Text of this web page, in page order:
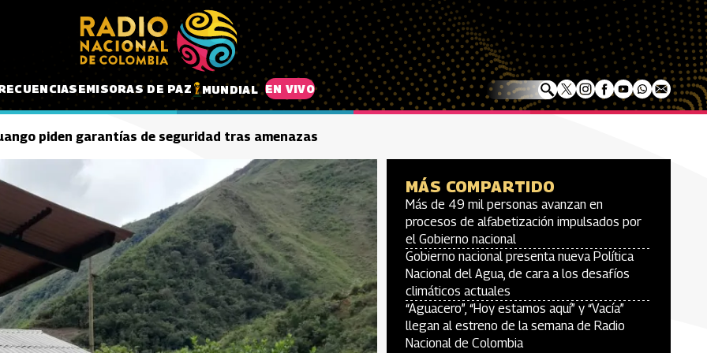
EMISORAS DE PAZ MUNDIAL EN VIVO
piden garantías de seguridad tras amenazas
MÁS COMPARTIDO
Más de 49 mil personas avanzan en
procesos de alfabetización impulsados por
el Gobierno nacional
Gobierno nacional presenta nueva Política
Nacional del Agua, de cara a los desafíos
climáticos actuales
“Aguacero”, “Hoy estamos aquí” y “Vacía”
llegan al estreno de la semana de Radio
Nacional de Colombia